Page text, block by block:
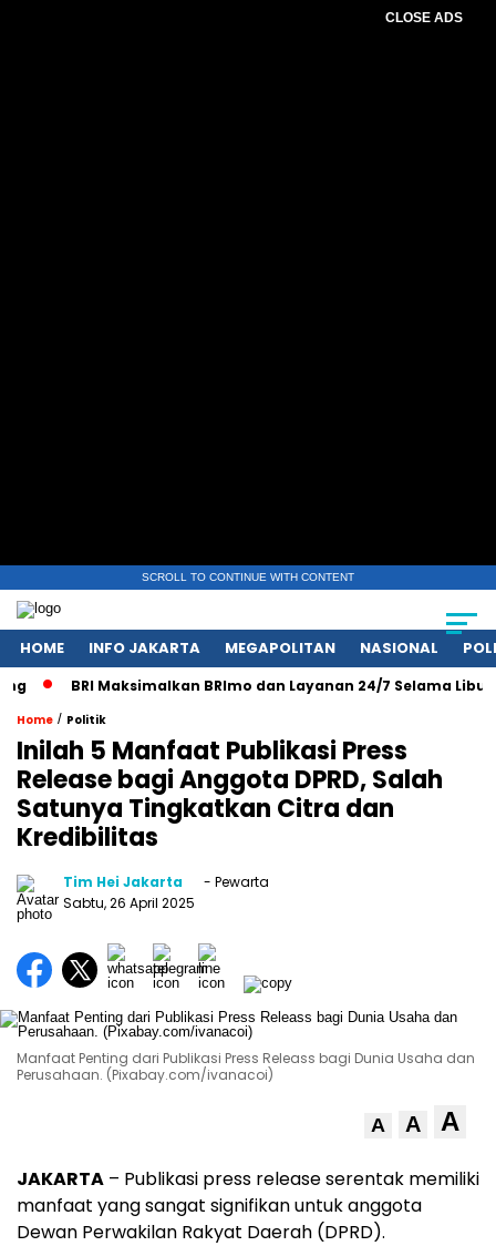
CLOSE ADS
SCROLL TO CONTINUE WITH CONTENT
HOME INFO JAKARTA MEGAPOLITAN NASIONAL
BRI Maksimalkan BRImo dan Layanan 24/7 Selama Libur
Home / Politik
Inilah 5 Manfaat Publikasi Press
Release bagi Anggota DPRD, Salah
Satunya Tingkatkan Citra dan
Kredibilitas
Tim Hei Jakarta
- Pewarta
Sabtu, 26 April 2025
Manfaat Penting dari Publikasi Press Releass bagi Dunia Usaha dan
Perusahaan. (Pixabay.com/ivanacoi)
A A A
JAKARTA – Publikasi press release serentak memiliki
manfaat yang sangat signifikan untuk anggota
Dewan Perwakilan Rakyat Daerah (DPRD).